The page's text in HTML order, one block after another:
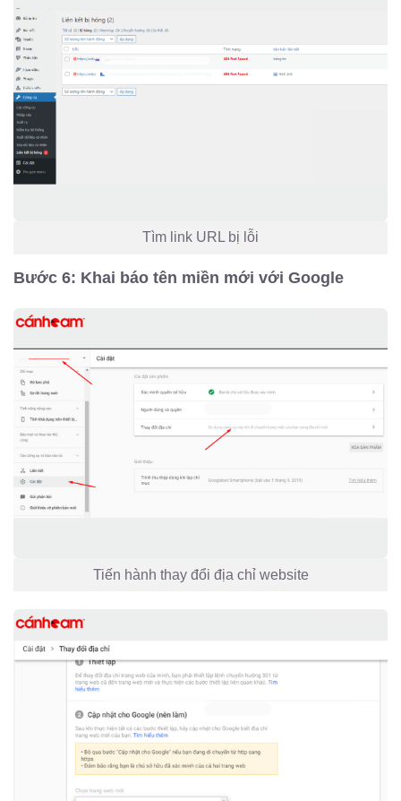
Tìm link URL bị lỗi
Bước 6: Khai báo tên miền mới với Google
Tiến hành thay đổi địa chỉ website